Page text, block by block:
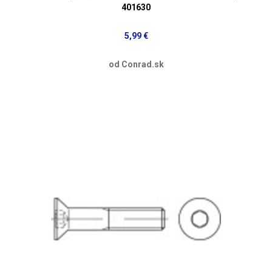
401630
5,99 €
od Conrad.sk